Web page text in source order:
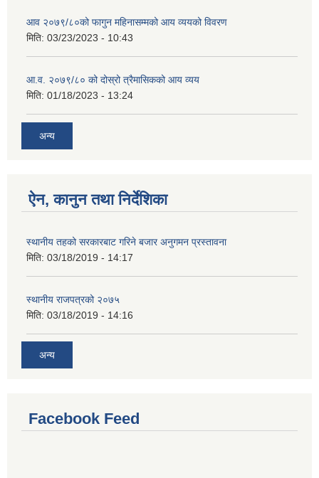
आव २०७९/८०को फागुन महिनासम्मको आय व्ययको विवरण
मिति: 03/23/2023 - 10:43
आ.व. २०७९/८० को दोस्रो त्रैमासिकको आय व्यय
मिति: 01/18/2023 - 13:24
अन्य
ऐन, कानुन तथा निर्देशिका
स्थानीय तहको सरकारबाट गरिने बजार अनुगमन प्रस्तावना
मिति: 03/18/2019 - 14:17
स्थानीय राजपत्रको २०७५
मिति: 03/18/2019 - 14:16
अन्य
Facebook Feed